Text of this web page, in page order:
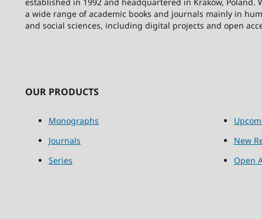
a wide range of academic books and journals mainly in
and social sciences, including digital projects and open
OUR PRODUCTS
Monographs
Journals
Series
New
Open